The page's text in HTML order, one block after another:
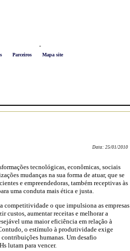
-
Parceiros Mapa site
Data: 25/01/2010
tecnológicas, econômicas, sociais
mudanças na sua forma de atuar, que se
e empreendedoras, também receptivas às
uma conduta mais ética e justa.
competitividade o que impulsiona as empresas
custos, aumentar receitas e melhorar a
uma maior eficiência em relação à
o estímulo à produtividade exige
contribuições humanas. Um desafio
lutam para vencer.